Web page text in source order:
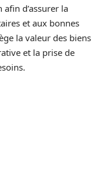
d’assurer la
et aux bonnes
la valeur des biens
et la prise de